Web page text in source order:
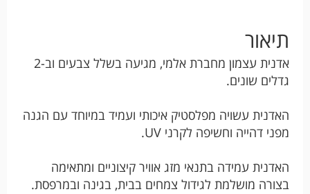
תיאור
אדנית עצמון מחברת אלמי, מגיעה בשלל צבעים וב-2
גדלים שונים.
האדנית עשויה מפלסטיק איכותי ועמיד במיוחד עם הגנה
מפני דהייה וחשיפה לקרני UV.
האדנית עמידה בתנאי מזג אוויר קיצוניים ומתאימה
בצורה מושלמת לגידול צמחים בבית, בגינה ובמרפסת.